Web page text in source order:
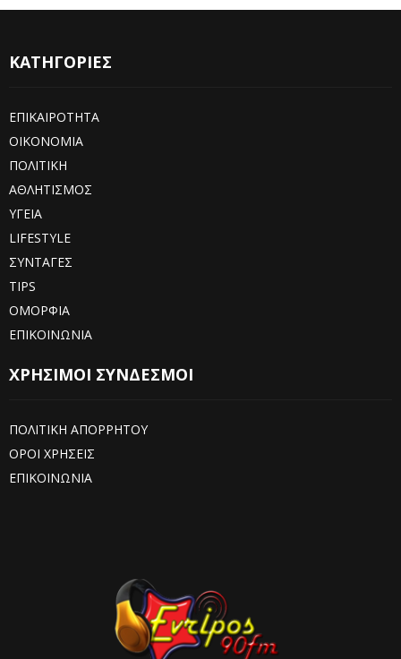
ΚΑΤΗΓΟΡΙΕΣ
ΕΠΙΚΑΙΡΟΤΗΤΑ
ΟΙΚΟΝΟΜΙΑ
ΠΟΛΙΤΙΚΗ
ΑΘΛΗΤΙΣΜΟΣ
ΥΓΕΙΑ
LIFESTYLE
ΣΥΝΤΑΓΕΣ
TIPS
ΟΜΟΡΦΙΑ
ΕΠΙΚΟΙΝΩΝΙΑ
ΧΡΗΣΙΜΟΙ ΣΥΝΔΕΣΜΟΙ
ΠΟΛΙΤΙΚΗ ΑΠΟΡΡΗΤΟΥ
ΟΡΟΙ ΧΡΗΣΕΙΣ
ΕΠΙΚΟΙΝΩΝΙΑ